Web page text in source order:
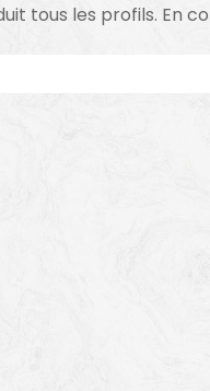
tous les profils. En